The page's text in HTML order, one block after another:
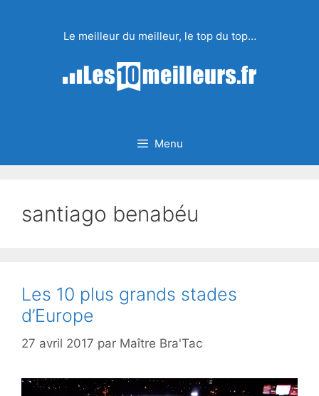
Le meilleur du meilleur, le top du top…
Menu
santiago benabéu
Les 10 plus grands stades
d’Europe
27 avril 2017 par Maître Bra'Tac